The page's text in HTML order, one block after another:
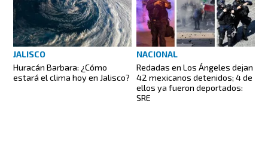
JALISCO
Huracán Barbara: ¿Cómo
estará el clima hoy en Jalisco?
NACIONAL
Redadas en Los Ángeles dejan
42 mexicanos detenidos; 4 de
ellos ya fueron deportados:
SRE